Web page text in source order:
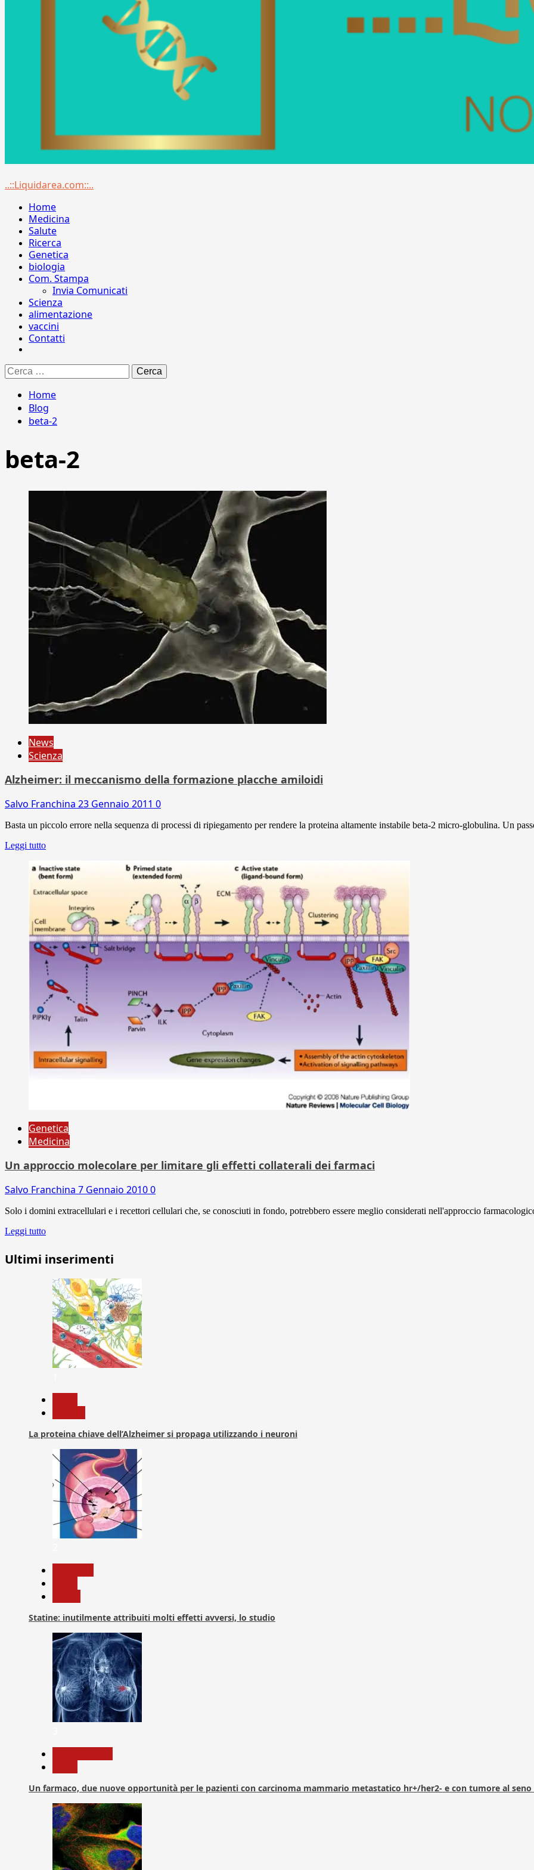
Menu
..::Liquidarea.com::..
Home
Medicina
Salute
Ricerca
Genetica
biologia
Com. Stampa
Invia Comunicati
Scienza
alimentazione
vaccini
Contatti
Ricerca
per:
Home
Blog
beta-2
beta-2
News
Scienza
Alzheimer: il meccanismo della formazione placche amiloidi
Salvo Franchina 23 Gennaio 2011 0
Basta un piccolo errore nella sequenza di processi di ripiegamento per rendere la proteina altamente instabile beta-2 micro-globulina. Un
Leggi tutto
Genetica
Medicina
Un approccio molecolare per limitare gli effetti collaterali dei farmaci
Salvo Franchina 7 Gennaio 20100
Solo i domini extracellulari e i recettori cellulari che, se conosciuti in fondo, potrebbero essere meglio considerati nell'approccio
Leggi tutto
Ultimi inserimenti
La proteina chiave dell’Alzheimer si propaga utilizzando i neuroni
Statine: inutilmente attribuiti molti effetti avversi, lo studio
Un farmaco, due nuove opportunità per le pazienti con carcinoma mammario metastatico hr+/her2- e con tumore al